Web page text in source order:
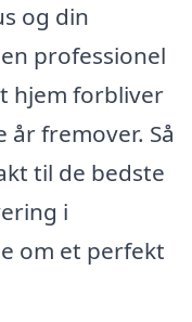
og din
professionel
hjem forbliver
fremover. Så
til de bedste
i
om et perfekt